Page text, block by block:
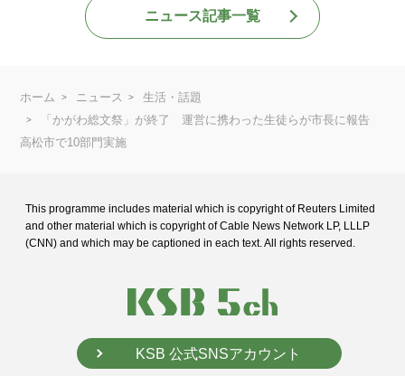
ニュース記事一覧
ホーム ニュース
生活・話題
「かがわ総文祭」が終了 運営に携わった生徒らが市長に報告
高松市で10部門実施
This programme includes material which is copyright of Reuters Limited
and other material which is copyright of Cable News Network LP, LLLP
(CNN) and which may be captioned in each text. All rights reserved.
KSB 公式SNSアカウント